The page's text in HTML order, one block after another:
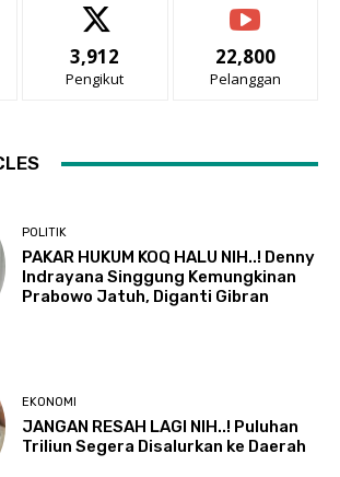
3,912
Pengikut
22,800
Pelanggan
POLITIK
PAKAR HUKUM KOQ HALU NIH..! Denny
Indrayana Singgung Kemungkinan
Prabowo Jatuh, Diganti Gibran
EKONOMI
JANGAN RESAH LAGI NIH..! Puluhan
Triliun Segera Disalurkan ke Daerah